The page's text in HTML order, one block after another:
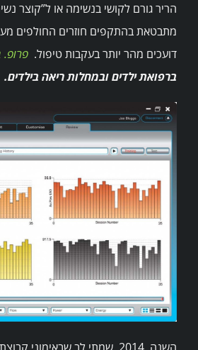
הריר גורם לקושי בנשימה או ל”קוצר
מתבטאת בהתקפים חוזרים החולפים
דועכים מהר יותר בעקבות טיפול. פרופ.
ברפואת ילדים ובמחלות ריאה בילדים.